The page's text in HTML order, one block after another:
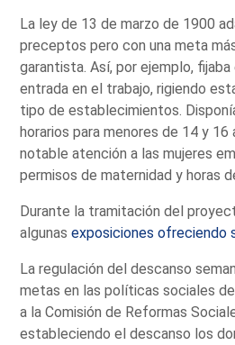
La ley de 13 de marzo de 1900
preceptos pero con una meta
garantista. Así, por ejemplo,
entrada en el trabajo, rigiendo
tipo de establecimientos.
horarios para menores de 14 y 16
notable atención a las mujeres
permisos de maternidad y horas
Durante la tramitación del
algunasexposiciones ofreciendo
La regulación del descanso
metas en las políticas sociales
a la Comisión de Reformas
estableciendo el descanso los